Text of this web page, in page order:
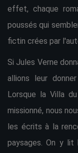
effet, chaque
poussés qui
fictin crées par
Si Jules Verne
allions leur
Lorsque la Villa
missionné, nous
les écrits à la
paysages. On y lit